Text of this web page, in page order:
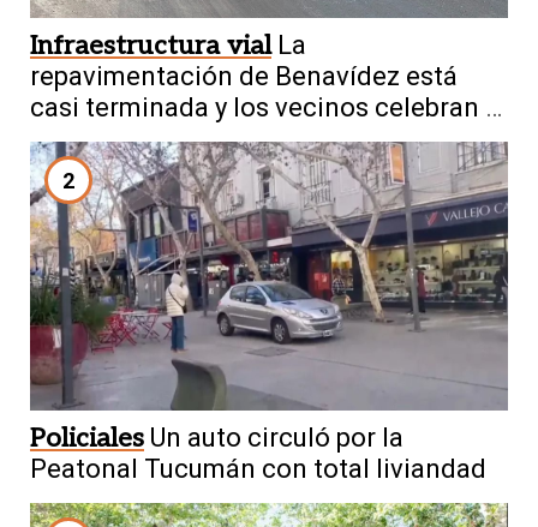
Infraestructura vial La
repavimentación de Benavídez está
casi terminada y los vecinos celebran el
cambio
2
Policiales Un auto circuló por la
Peatonal Tucumán con total liviandad